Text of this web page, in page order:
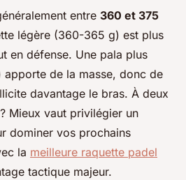
entre 360 et 375
légère (360-365 g) est plus
en défense. Une pala plus
de la masse, donc de
davantage le bras. À deux
Mieux vaut privilégier un
dominer vos prochains
la meilleure raquette padel
tactique majeur.